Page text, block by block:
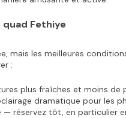
Fethiye
mais les meilleures
:
plus fraîches et moins de
dramatique pour les
réservez tôt, en particulier